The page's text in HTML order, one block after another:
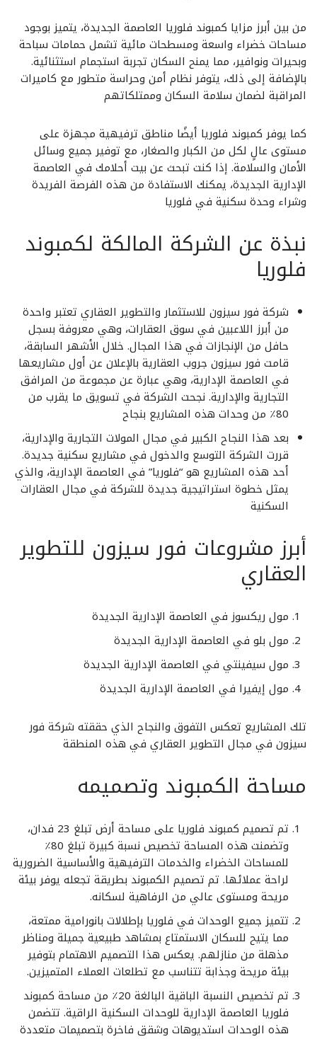
من بين أبرز مزايا كمبوند فلوريا العاصمة الجديدة، يتميز بوجود
مساحات خضراء واسعة ومسطحات مائية تشمل حمامات سباحة
وبحيرات ونوافير، مما يمنح السكان تجربة استجمام استثنائية.
بالإضافة إلى ذلك، يتوفر نظام أمن وحراسة متطور مع كاميرات
المراقبة لضمان سلامة السكان وممتلكاتهم
كما يوفر كمبوند فلوريا أيضًا مناطق ترفيهية مجهزة على
مستوى عالٍ لكل من الكبار والصغار، مع توفير جميع وسائل
الأمان والسلامة. إذا كنت تبحث عن بيت أحلامك في العاصمة
الإدارية الجديدة، يمكنك الاستفادة من هذه الفرصة الفريدة
وشراء وحدة سكنية في فلوريا
نبذة عن الشركة المالكة لكمبوند
فلوريا
شركة فور سيزون للاستثمار والتطوير العقاري تعتبر واحدة
من أبرز اللاعبين في سوق العقارات، وهي معروفة بسجل
حافل من الإنجازات في هذا المجال. خلال الأشهر السابقة،
قامت فور سيزون جروب العقارية بالإعلان عن أول مشاريعها
في العاصمة الإدارية، وهي عبارة عن مجموعة من المرافق
التجارية والإدارية. نجحت الشركة في تسويق ما يقرب من
80٪ من وحدات هذه المشاريع بنجاح
بعد هذا النجاح الكبير في مجال المولات التجارية والإدارية،
قررت الشركة التوسع والدخول في مشاريع سكنية جديدة.
أحد هذه المشاريع هو “فلوريا” في العاصمة الإدارية، والذي
يمثل خطوة استراتيجية جديدة للشركة في مجال العقارات
السكنية
أبرز مشروعات فور سيزون للتطوير
العقاري
مول ريكسوز في العاصمة الإدارية الجديدة
مول بلو في العاصمة الإدارية الجديدة
مول سيفينتي في العاصمة الإدارية الجديدة
مول إيفيرا في العاصمة الإدارية الجديدة
تلك المشاريع تعكس التفوق والنجاح الذي حققته شركة فور
سيزون في مجال التطوير العقاري في هذه المنطقة
مساحة الكمبوند وتصميمه
تم تصميم كمبوند فلوريا على مساحة أرض تبلغ 23 فدان،
وتضمنت هذه المساحة تخصيص نسبة كبيرة تبلغ 80٪
للمساحات الخضراء والخدمات الترفيهية والأساسية الضرورية
لراحة عملائها. تم تصميم الكمبوند بطريقة تجعله يوفر بيئة
مريحة ومستوى عالي من الرفاهية لسكانه.
تتميز جميع الوحدات في فلوريا بإطلالات بانورامية ممتعة،
مما يتيح للسكان الاستمتاع بمشاهد طبيعية جميلة ومناظر
مذهلة من منازلهم. يعكس هذا التصميم الاهتمام بتوفير
بيئة مريحة وجذابة تتناسب مع تطلعات العملاء المتميزين.
تم تخصيص النسبة الباقية البالغة 20٪ من مساحة كمبوند
فلوريا العاصمة الإدارية للوحدات السكنية الراقية. تتضمن
هذه الوحدات استديوهات وشقق فاخرة بتصميمات متعددة